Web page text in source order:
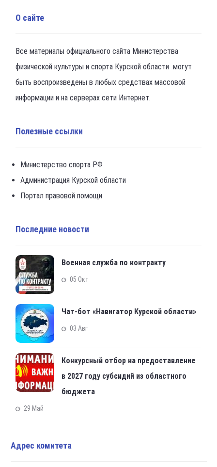
О сайте
Все материалы официального сайта Министерства
физической культуры и спорта Курской области могут
быть воспроизведены в любых средствах массовой
информации и на серверах сети Интернет.
Полезные ссылки
Министерство спорта РФ
Администрация Курской области
Портал правовой помощи
Последние новости
Военная служба по контракту
05 Окт
Чат-бот «Навигатор Курской области»
03 Авг
Конкурсный отбор на предоставление
в 2027 году субсидий из областного
бюджета
29 Май
Адрес комитета